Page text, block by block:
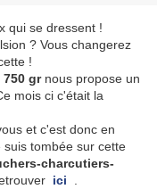
qui se dressent !
? Vous changerez
!
750 grnous propose un
mois ci c'était la
et c'est donc en
tombée sur cette
charcutiers-
ici